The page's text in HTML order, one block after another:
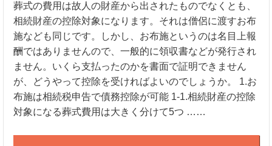
葬式の費用は故人の財産から出されたものでなくとも、
相続財産の控除対象になります。それは僧侶に渡すお布
施なども同じです。しかし、お布施というのは名目上報
酬ではありませんので、一般的に領収書などが発行され
ません。いくら支払ったのかを書面で証明できません
が、どうやって控除を受ければよいのでしょうか。 1.お
布施は相続税申告で債務控除が可能 1-1.相続財産の控除
対象になる葬式費用は大きく分けて5つ ……